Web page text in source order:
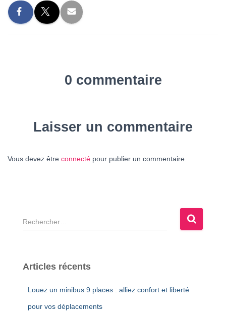
0 commentaire
Laisser un commentaire
Vous devez être connecté pour publier un commentaire.
R
e
e
Articles récents
Louez un minibus 9 places : alliez confort et liberté
pour vos déplacements